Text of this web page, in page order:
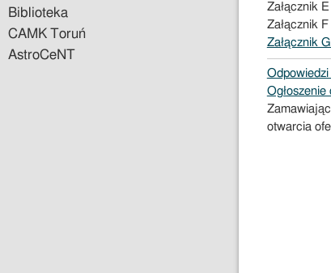
Biblioteka
CAMK Toruń
AstroCeNT
Załącznik
Załącznik
Załącznik
Ogłoszenie
otwarcia